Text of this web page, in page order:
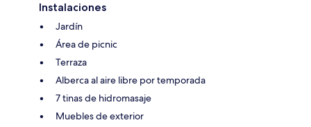
Instalaciones
Jardín
Área de picnic
Terraza
Alberca al aire libre por temporada
7 tinas de hidromasaje
Muebles de exterior